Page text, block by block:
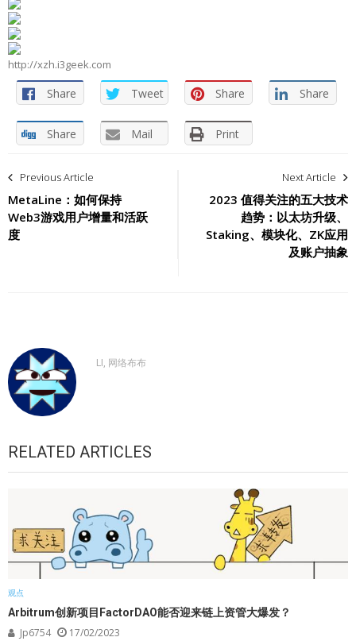
http://xzh.i3geek.com
Share Tweet Share Share
Share Mail Print
章
导
Previous Article
MetaLine：如何保持
Web3游戏用户增量和活跃
度
Next Article
2023 值得关注的五大技术
趋势：以太坊升级、
Staking、模块化、ZK应用
及账户抽象
LI, 网络布布
RELATED ARTICLES
观点
Arbitrum创新项目FactorDAO能否迎来链上资管大爆发？
Jp6754 17/02/2023